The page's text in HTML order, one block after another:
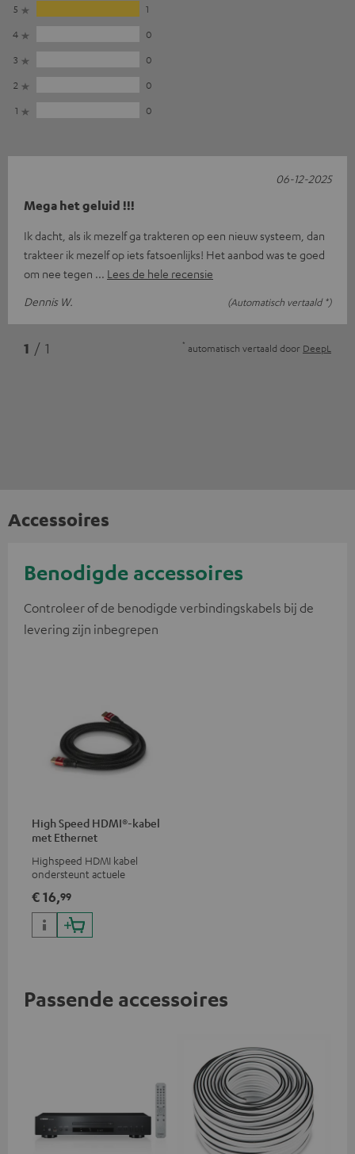
5
1
4
0
3
0
2
0
1
0
Mega het geluid !!!
Ik dacht, als ik mezelf ga trakteren op een nieuw systeem, dan
trakteer ik mezelf op iets fatsoenlijks! Het aanbod was te goed
om nee tegen
Lees de hele recensie
Dennis W.
(Automatisch vertaald *)
06-12-2025
1 / 1 * automatisch vertaald door DeepL
Accessoires
Benodigde accessoires
Controleer of de benodigde verbindingskabels bij de
levering zijn inbegrepen
High Speed HDMI®-kabel
met Ethernet
Highspeed HDMI kabel
ondersteunt actuele
4K 3D
€ 16,99
Passende accessoires